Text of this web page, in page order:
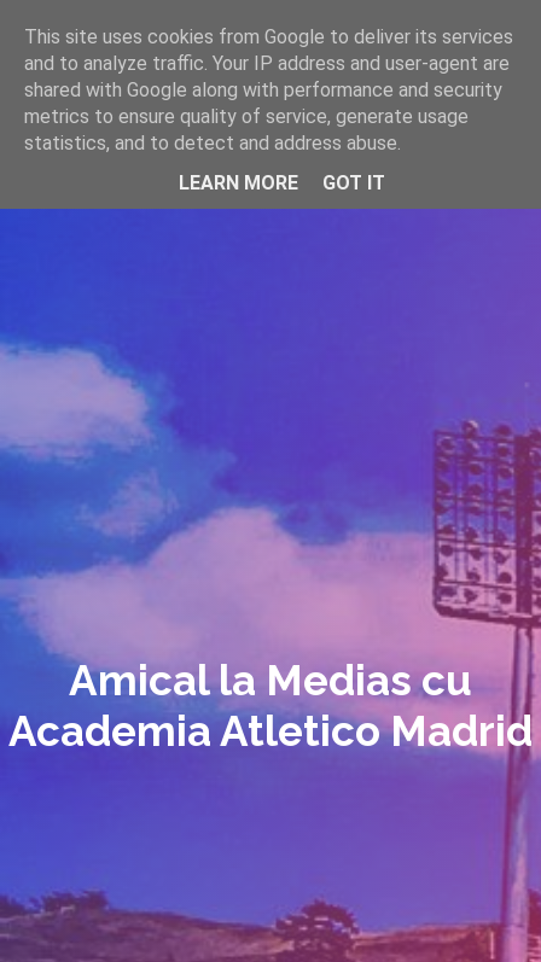
WWW.GAZISTI.RO
Amical la Medias cu
Academia Atletico Madrid
This site uses cookies from Google to deliver its services
and to analyze traffic. Your IP address and user-agent are
shared with Google along with performance and security
metrics to ensure quality of service, generate usage
statistics, and to detect and address abuse.
LEARN MORE
GOT IT